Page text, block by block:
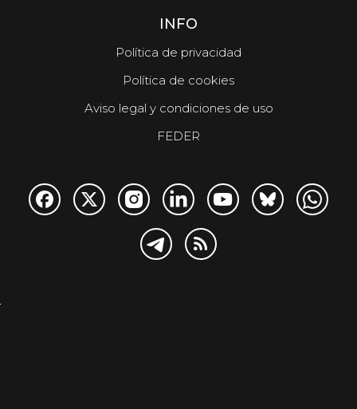
INFO
Política de privacidad
Política de cookies
Aviso legal y condiciones de uso
FEDER